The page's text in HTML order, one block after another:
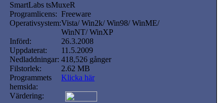
SmartLabs tsMuxeR
Programlicens: Freeware
Operativsystem:Vista/ Win2k/ Win98/ WinME/
WinNT/ WinXP
Införd:
26.3.2008
Uppdaterat:
11.5.2009
Nedladdningar: 418,526 gånger
Filstorlek:
2.62 MB
Programmets
hemsida:
Klicka här
Värdering: